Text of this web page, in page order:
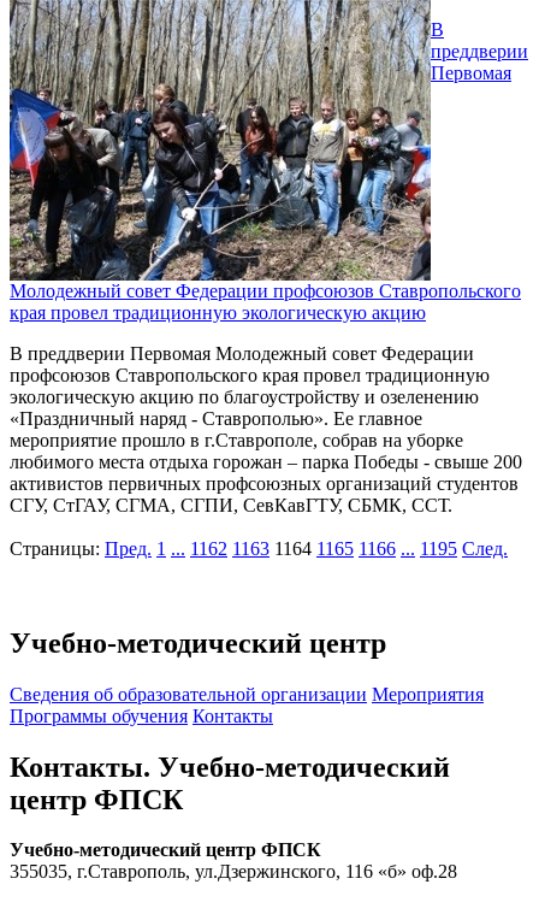
В
преддверии
Первомая
Молодежный совет Федерации профсоюзов Ставропольского
края провел традиционную экологическую акцию
В преддверии Первомая Молодежный совет Федерации
профсоюзов Ставропольского края провел традиционную
экологическую акцию по благоустройству и озеленению
«Праздничный наряд - Ставрополью». Ее главное
мероприятие прошло в г.Ставрополе, собрав на уборке
любимого места отдыха горожан – парка Победы - свыше 200
активистов первичных профсоюзных организаций студентов
СГУ, СтГАУ, СГМА, СГПИ, СевКавГТУ, СБМК, ССТ.
Страницы: Пред. 1 ... 1162 1163 1164 1165 1166 ... 1195 След.
Учебно-методический центр
Cведения об образовательной организации Мероприятия
Программы обучения Контакты
Контакты. Учебно-методический
центр ФПСК
Учебно-методический центр ФПСК
355035, г.Ставрополь, ул.Дзержинского, 116 «б» оф.28